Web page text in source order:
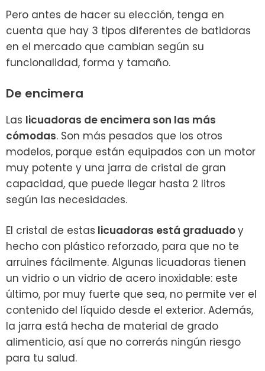
Pero antes de hacer su elección, tenga en
cuenta que hay 3 tipos diferentes de batidoras
en el mercado que cambian según su
funcionalidad, forma y tamaño.
De encimera
Las licuadoras de encimera son las más
cómodas. Son más pesados que los otros
modelos, porque están equipados con un motor
muy potente y una jarra de cristal de gran
capacidad, que puede llegar hasta 2 litros
según las necesidades.
El cristal de estas licuadoras está graduadoy
hecho con plástico reforzado, para que no te
arruines fácilmente. Algunas licuadoras tienen
un vidrio o un vidrio de acero inoxidable: este
último, por muy fuerte que sea, no permite ver el
contenido del líquido desde el exterior. Además,
la jarra está hecha de material de grado
alimenticio, así que no correrás ningún riesgo
para tu salud.